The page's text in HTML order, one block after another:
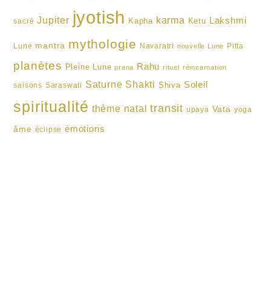
sacré Jupiter jyotish Kapha karma Ketu Lakshmi
Lune mantra mythologie Navaratri nouvelle Lune Pitta
planètes Pleine Lune prana Rahu rituel réincarnation
saisons Saraswati Saturne Shakti Shiva Soleil
spiritualité thème natal transit upaya Vata yoga
âme éclipse émotions